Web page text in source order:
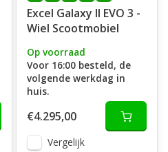
Excel Galaxy II EVO 3 -
Wiel Scootmobiel
Op voorraad
Voor 16:00 besteld, de
volgende werkdag in
huis.
€4.295,00
Vergelijk